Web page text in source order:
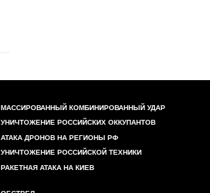
МАССИРОВАННЫЙ КОМБИНИРОВАННЫЙ УДАР
УНИЧТОЖЕНИЕ РОССИЙСКИХ ОККУПАНТОВ
АТАКА ДРОНОВ НА РЕГИОНЫ РФ
УНИЧТОЖЕНИЕ РОССИЙСКОЙ ТЕХНИКИ
РАКЕТНАЯ АТАКА НА КИЕВ